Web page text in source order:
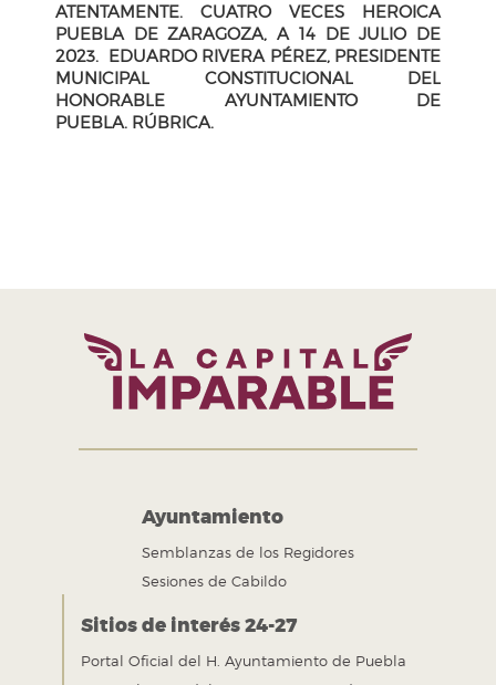
ATENTAMENTE. CUATRO VECES HEROICA
PUEBLA DE ZARAGOZA, A 14 DE JULIO DE
2023. EDUARDO RIVERA PÉREZ, PRESIDENTE
MUNICIPAL CONSTITUCIONAL DEL
HONORABLE AYUNTAMIENTO DE
PUEBLA. RÚBRICA.
Ayuntamiento
Semblanzas de los Regidores
Sesiones de Cabildo
Sitios de interés 24-27
Portal Oficial del H. Ayuntamiento de Puebla